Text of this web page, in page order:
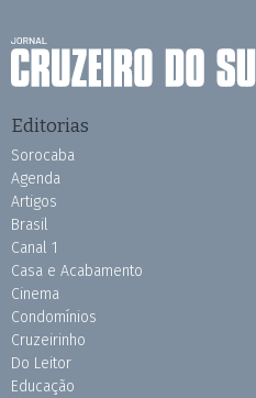
Editorias
Sorocaba
Agenda
Artigos
Brasil
Canal 1
Casa e Acabamento
Cinema
Condomínios
Cruzeirinho
Do Leitor
Educação